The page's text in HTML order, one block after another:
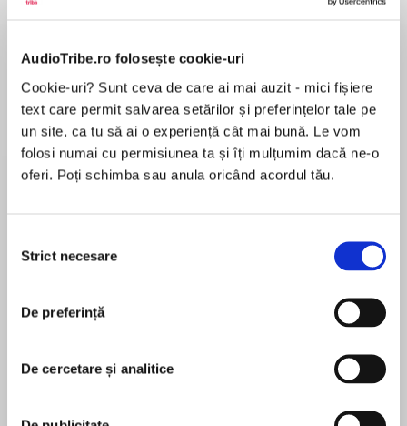
AudioTribe.ro folosește cookie-uri
Cookie-uri? Sunt ceva de care ai mai auzit - mici fișiere
text care permit salvarea setărilor și preferințelor tale pe
un site, ca tu să ai o experiență cât mai bună. Le vom
folosi numai cu permisiunea ta și îți mulțumim dacă ne-o
oferi. Poți schimba sau anula oricând acordul tău.
consimțământului
Strict necesare
De preferință
De cercetare și analitice
Desprecarte
Two governments at the mercy of one assassin.
Michael Cohan, member of an extremist
organization dedicated to destroying the peace
Jack Barry, its secret links stretch all the way to
Washington: The President calls Blake Johnson,
MAI MULT
pentru această carte